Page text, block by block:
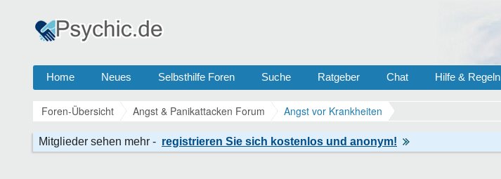
Home Neues Selbsthilfe Foren Suche Ratgeber Chat Hilfe & Regeln
Foren-Übersicht Angst & Panikattacken Forum Angst vor Krankheiten